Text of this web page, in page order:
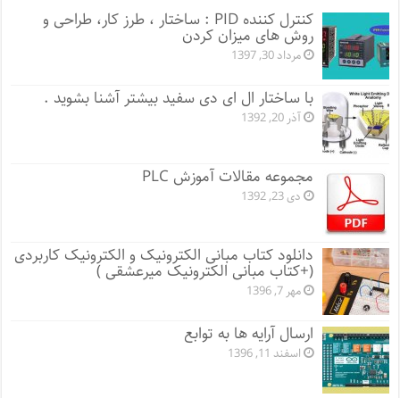
کنترل کننده PID : ساختار ، طرز کار، طراحی و
روش های میزان کردن
مرداد 30, 1397
با ساختار ال ای دی سفید بیشتر آشنا بشوید .
آذر 20, 1392
مجموعه مقالات آموزش PLC
دی 23, 1392
دانلود کتاب مبانی الکترونیک و الکترونیک کاربردی
(+کتاب مبانی الکترونیک میرعشقی )
مهر 7, 1396
ارسال آرایه ها به توابع
اسفند 11, 1396